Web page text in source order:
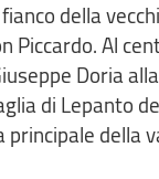
della
Al
Doria
di Lepanto
della